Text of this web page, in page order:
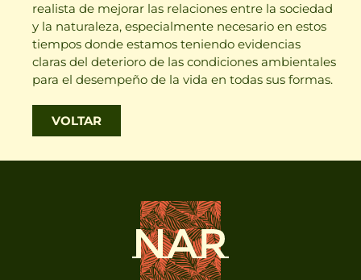
realista de mejorar las relaciones entre la sociedad
y la naturaleza, especialmente necesario en estos
tiempos donde estamos teniendo evidencias
claras del deterioro de las condiciones ambientales
para el desempeño de la vida en todas sus formas.
VOLTAR